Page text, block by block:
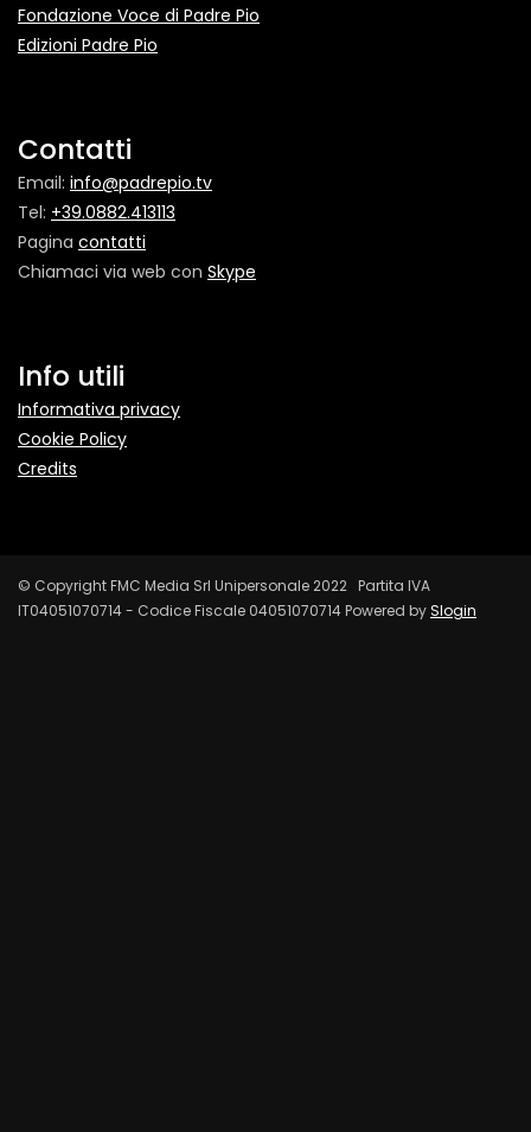
Fondazione Voce di Padre Pio
Edizioni Padre Pio
Contatti
Email: info@padrepio.tv
Tel: +39.0882.413113
Pagina contatti
Chiamaci via web con Skype
Info utili
Informativa privacy
Cookie Policy
Credits
© Copyright FMC Media Srl Unipersonale 2022 Partita IVA
IT04051070714 - Codice Fiscale 04051070714 Powered bySlogin